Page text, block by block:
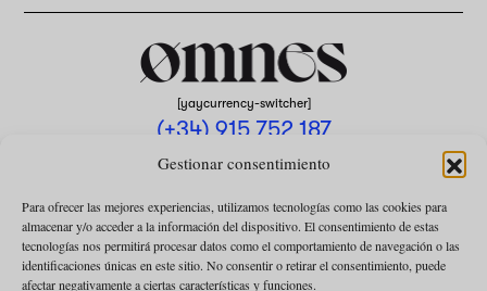
Gestionar consentimiento
Para ofrecer las mejores experiencias, utilizamos tecnologías como las cookies para
almacenar y/o acceder a la información del dispositivo. El consentimiento de estas
tecnologías nos permitirá procesar datos como el comportamiento de navegación o las
identificaciones únicas en este sitio. No consentir o retirar el consentimiento, puede
afectar negativamente a ciertas características y funciones.
[yaycurrency-switcher]
(+34) 915 752 187
omnes@omnesmag.com